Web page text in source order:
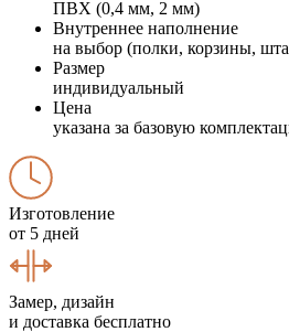
ПВХ (0,4 мм, 2 мм)
Внутреннее наполнение
на выбор (полки, корзины,
Размер
индивидуальный
Цена
указана за базовую
Изготовление
от 5 дней
Замер, дизайн
и доставка бесплатно